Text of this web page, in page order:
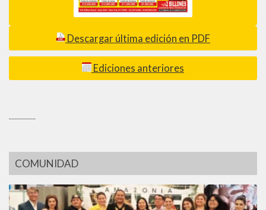
Descargar última edición en PDF
Ediciones anteriores
COMUNIDAD